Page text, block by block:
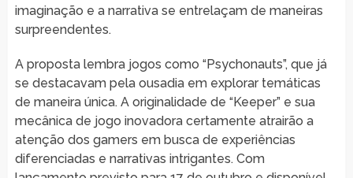
imaginação e a narrativa se entrelaçam de maneiras
surpreendentes.
A proposta lembra jogos como “Psychonauts”, que já
se destacavam pela ousadia em explorar temáticas
de maneira única. A originalidade de “Keeper” e sua
mecânica de jogo inovadora certamente atrairão a
atenção dos gamers em busca de experiências
diferenciadas e narrativas intrigantes. Com